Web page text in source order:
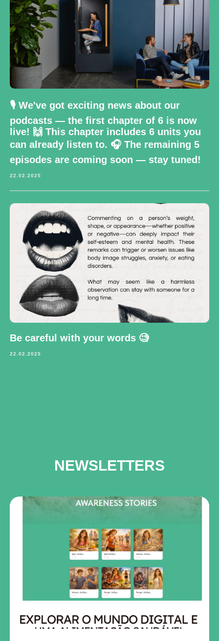
🎙️ We've got exciting news about our
podcasts — the first chapter of 6 is now
live! 🙌 This chapter includes 6 units you
can already listen to. 🎧 The remaining 5
episodes are coming soon — stay tuned!
22.02.2025
Be careful with your words 🧐
22.02.2025
NEWSLETTERS